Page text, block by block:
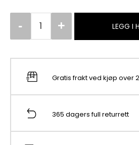
LEGG I
Gratis frakt ved kjøp over
365 dagers full returrett